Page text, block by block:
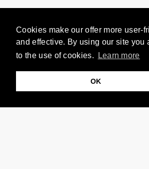
Cookies make our offer more user-
and effective. By using our site you
to the use of cookies.
Learn more
OK